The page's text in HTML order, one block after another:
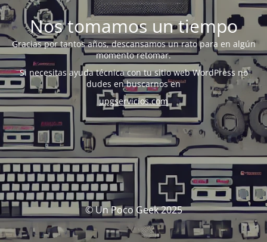
Nos tomamos un tiempo
Gracias por tantos años, descansamos un rato para en algún
momento retomar.
Si necesitas ayuda técnica con tu sitio web WordPress no
dudes en buscarnos en
upgservicios.com
© Un Poco Geek 2025